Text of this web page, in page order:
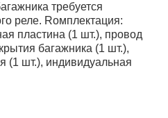
требуется
реле. Rомплектация:
пластина (1 шт.), провод
багажника (1 шт.),
(1 шт.), индивидуальная